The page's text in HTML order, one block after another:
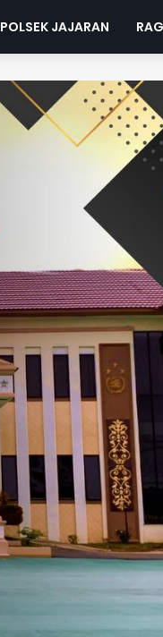
POLSEK JAJARAN